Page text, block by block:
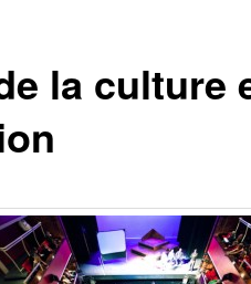
la culture